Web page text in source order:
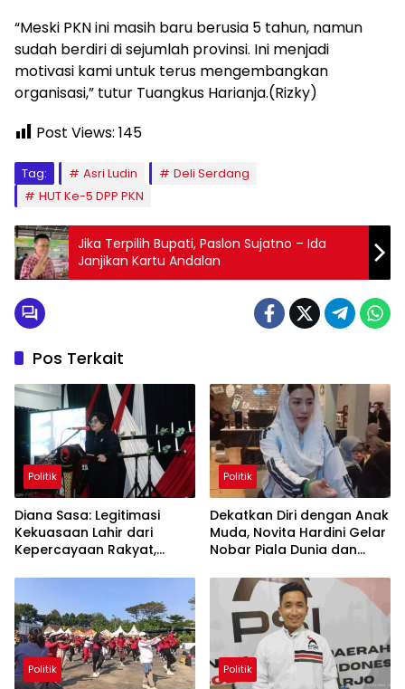
“Meski PKN ini masih baru berusia 5 tahun, namun
sudah berdiri di sejumlah provinsi. Ini menjadi
motivasi kami untuk terus mengembangkan
organisasi,” tutur Tuangkus Harianja.(Rizky)
Post Views: 145
Tag: Asri Ludin
Deli Serdang
HUT Ke-5 DPP PKN
Jika Terpilih Bupati, Paslon Sujatno – Ida
Janjikan Kartu Andalan
Pos Terkait
Politik
Diana Sasa: Legitimasi
Kekuasaan Lahir dari
Kepercayaan Rakyat,
Politik
Dekatkan Diri dengan Anak
Muda, Novita Hardini Gelar
Nobar Piala Dunia dan
di Ponorogo
Politik Politik